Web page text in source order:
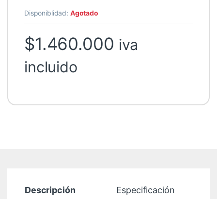
Disponiblidad: Agotado
$1.460.000 iva
incluido
Descripción Especificación